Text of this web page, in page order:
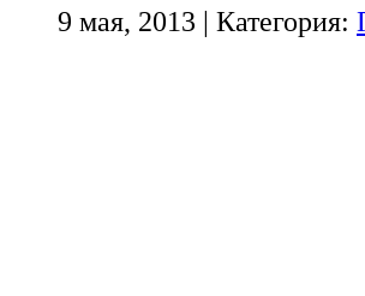
9 мая, 2013 | Категория: